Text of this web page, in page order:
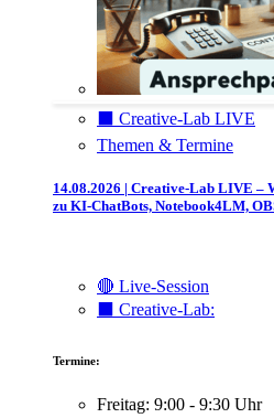
⬛️ Creative-Lab LIVE
Themen & Termine
14.08.2026 | Creative-Lab LIVE –
zu KI-ChatBots, Notebook4LM,
🔴 Live-Session
⬛️ Creative-Lab:
Termine:
Freitag: 9:00 - 9:30 Uhr